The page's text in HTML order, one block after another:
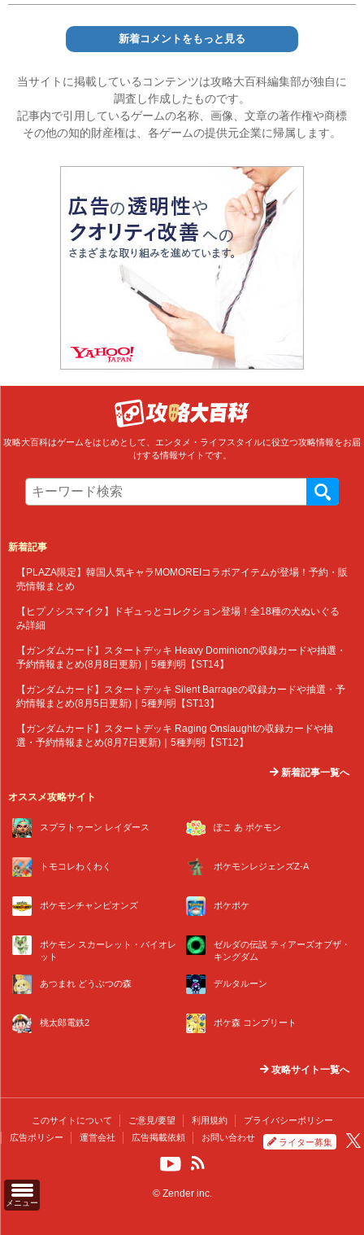
メニュー
新着コメントをもっと見る
当サイトに掲載しているコンテンツは攻略大百科編集部が独自に
調査し作成したものです。
記事内で引用しているゲームの名称、画像、文章の著作権や商標
その他の知的財産権は、各ゲームの提供元企業に帰属します。
攻略大百科はゲームをはじめとして、エンタメ・ライフスタイルに役立つ攻略情報をお届
けする情報サイトです。
新着記事
【PLAZA限定】韓国人気キャラMOMOREIコラボアイテムが登場！予約・販
売情報まとめ
【ヒプノシスマイク】ドギュっとコレクション登場！全18種の犬ぬいぐる
み詳細
【ガンダムカード】スタートデッキ Heavy Dominionの収録カードや抽選・
予約情報まとめ(8月8日更新)｜5種判明【ST14】
【ガンダムカード】スタートデッキ Silent Barrageの収録カードや抽選・予
約情報まとめ(8月5日更新)｜5種判明【ST13】
【ガンダムカード】スタートデッキ Raging Onslaughtの収録カードや抽
選・予約情報まとめ(8月7日更新)｜5種判明【ST12】
新着記事一覧へ
オススメ攻略サイト
スプラトゥーン レイダース ぽこ あ ポケモン
トモコレわくわく ポケモンレジェンズZ-A
ポケモンチャンピオンズ ポケポケ
ポケモン スカーレット・バイオレ
ット
ゼルダの伝説 ティアーズオブザ・
キングダム
あつまれ どうぶつの森 デルタルーン
桃太郎電鉄2 ポケ森 コンプリート
攻略サイト一覧へ
このサイトについて ご意見/要望 利用規約
プライバシーポリシー
広告ポリシー
運営会社 広告掲載依頼 お問い合わせ ライター募集
© Zender inc.